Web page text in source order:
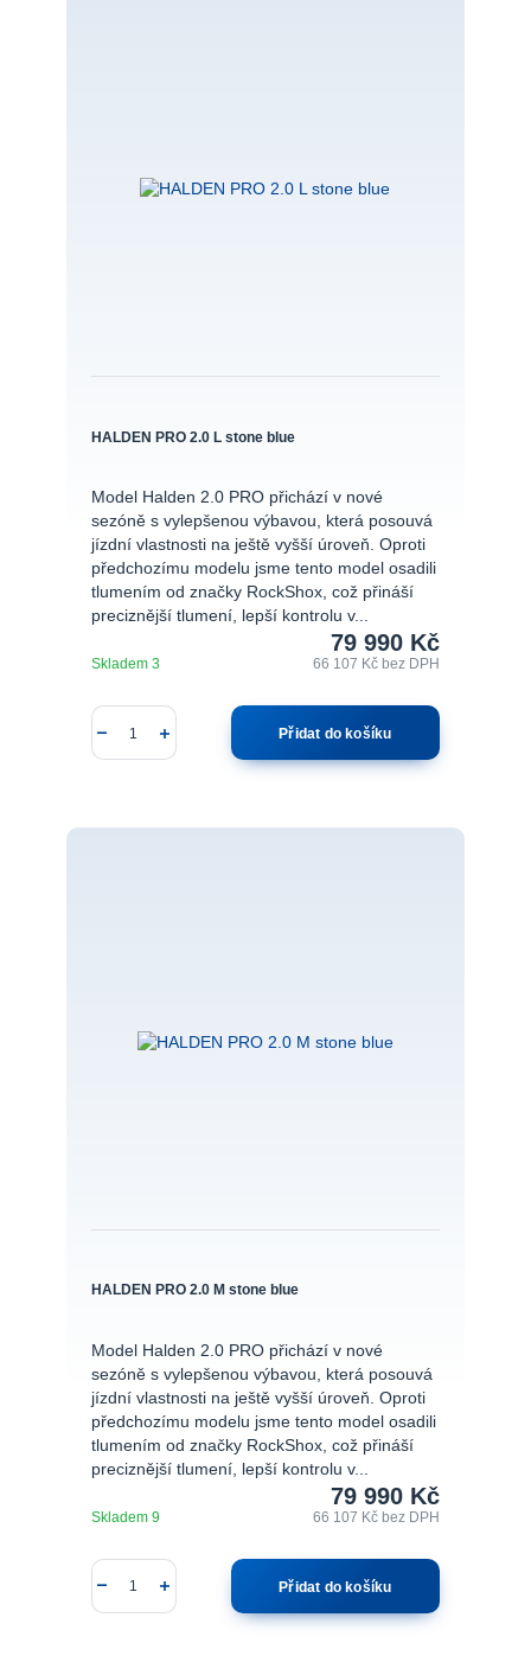
HALDEN PRO 2.0 L stone blue
Model Halden 2.0 PRO přichází v nové
sezóně s vylepšenou výbavou, která posouvá
jízdní vlastnosti na ještě vyšší úroveň. Oproti
předchozímu modelu jsme tento model osadili
tlumením od značky RockShox, což přináší
preciznější tlumení, lepší kontrolu v...
79 990 Kč
66 107 Kč bez DPH
Skladem 3
Přidat do košíku
HALDEN PRO 2.0 M stone blue
Model Halden 2.0 PRO přichází v nové
sezóně s vylepšenou výbavou, která posouvá
jízdní vlastnosti na ještě vyšší úroveň. Oproti
předchozímu modelu jsme tento model osadili
tlumením od značky RockShox, což přináší
preciznější tlumení, lepší kontrolu v...
79 990 Kč
66 107 Kčbez DPH
Skladem 9
Přidat do košíku